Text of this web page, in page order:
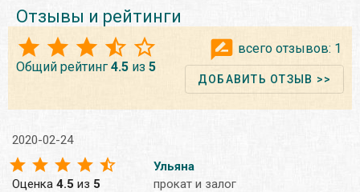
Отзывы и рейтинги
Общий рейтинг 4.5 из 5
всего отзывов: 1
ДОБАВИТЬ ОТЗЫВ >>
2020-02-24
Оценка 4.5 из 5
Ульяна
прокат и залог